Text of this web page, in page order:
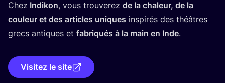
Chez Indi­kon, vous trou­ve­rez de la cha­leur, de la
cou­leur et des articles uniques ins­pi­rés des théâtres
grecs antiques et fabri­qués à la main en Inde.
Visitez le site